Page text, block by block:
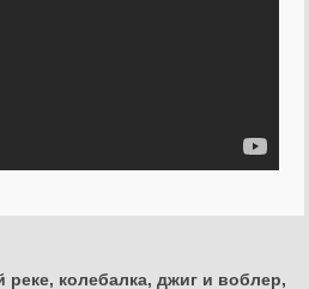
реке, колебалка, джиг и воблер,